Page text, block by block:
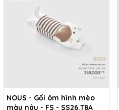
NOUS - Gối ôm hình mèo
màu nâu - FS - SS26.T8A